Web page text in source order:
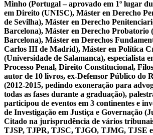
Minho (Portugal – aprovado em 1º lugar
em Direito (UNISC), Máster en Derecho
de Sevilha), Máster en Derecho
Barcelona), Máster en Derecho Probatorio
Barcelona), Máster en Derechos
Carlos III de Madrid), Máster en Política
(Universidade de Salamanca), especialista
Processo Penal, Direito Constitucional,
autor de 10 livros, ex-Defensor Público do
(2012-2015, pedindo exoneração para
todas as fases durante a graduação),
participou de eventos em 3 continentes e
de Investigação em Justiça e Governação
Citado na jurisprudência de vários
TJSP, TJPR, TJSC, TJGO, TJMG, TJSE